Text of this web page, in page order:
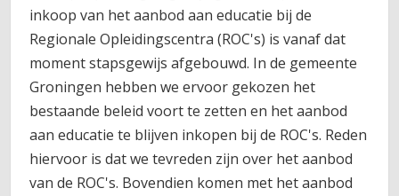
inkoop van het aanbod aan educatie bij de
Regionale Opleidingscentra (ROC's) is vanaf dat
moment stapsgewijs afgebouwd. In de gemeente
Groningen hebben we ervoor gekozen het
bestaande beleid voort te zetten en het aanbod
aan educatie te blijven inkopen bij de ROC's. Reden
hiervoor is dat we tevreden zijn over het aanbod
van de ROC's. Bovendien komen met het aanbod